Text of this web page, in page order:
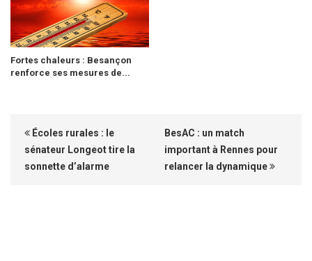
Fortes chaleurs : Besançon
renforce ses mesures de...
Écoles rurales : le
sénateur Longeot tire la
sonnette d’alarme
BesAC : un match
important à Rennes pour
relancer la dynamique